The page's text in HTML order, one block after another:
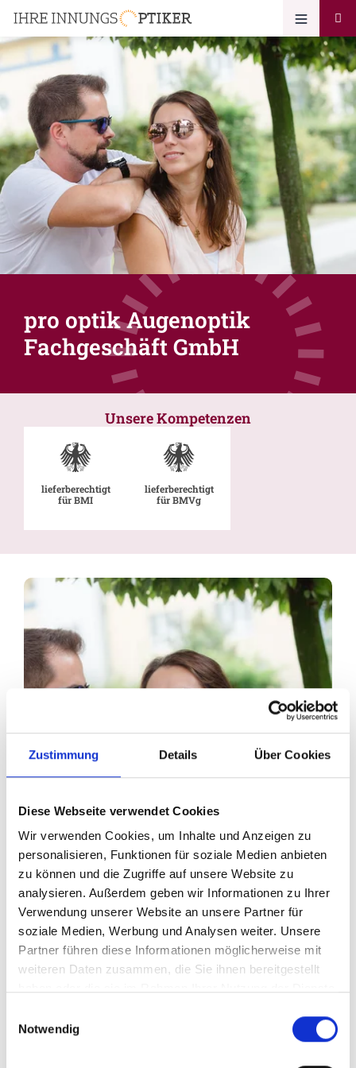
Zustimmung Details Über Cookies
Diese Webseite verwendet Cookies
Wir verwenden Cookies, um Inhalte und Anzeigen zu
personalisieren, Funktionen für soziale Medien anbieten
zu können und die Zugriffe auf unsere Website zu
analysieren. Außerdem geben wir Informationen zu Ihrer
Verwendung unserer Website an unsere Partner für
soziale Medien, Werbung und Analysen weiter. Unsere
Partner führen diese Informationen möglicherweise mit
weiteren Daten zusammen, die Sie ihnen bereitgestellt
Notwendig
pro optik Augenoptik
Fachgeschäft GmbH
Unsere Kompetenzen
lieferberechtigt
für BMI
lieferberechtigt
für BMVg
Ihr Partner für optimales
Sehen in Schopfheim
Als erster Ansprechpartner für das gute Sehen sind wir
als Augenoptiker in Schopfheim mehr als „nur“
diejenigen, die sich um die jeweilige optisch,
individuellen Wünsche und Bedürfnisse angepasste